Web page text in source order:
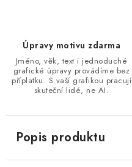
Úpravy motivu zdarma
Jméno, věk, text i jednoduché
grafické úpravy provádíme bez
příplatku. S vaší grafikou pracují
skuteční lidé, ne AI.
Popis produktu